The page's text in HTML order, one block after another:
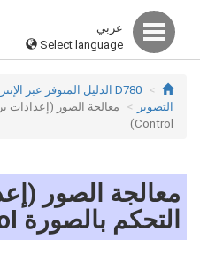
عربي
Select language
D780 الدليل المتوفر عبر الإنترنت
التصوير
Control)
معالجة الصور
التحكم بالصورة Picture Control)